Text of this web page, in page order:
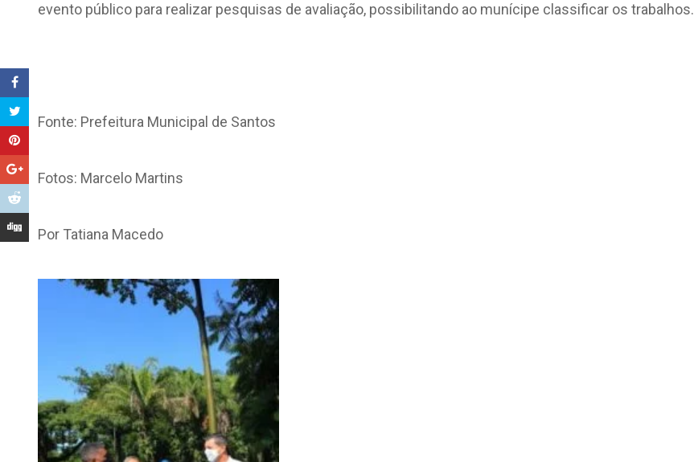
evento público para realizar pesquisas de avaliação, possibilitando ao munícipe classificar os trabalhos.
Fonte: Prefeitura Municipal de Santos
Fotos: Marcelo Martins
Por Tatiana Macedo